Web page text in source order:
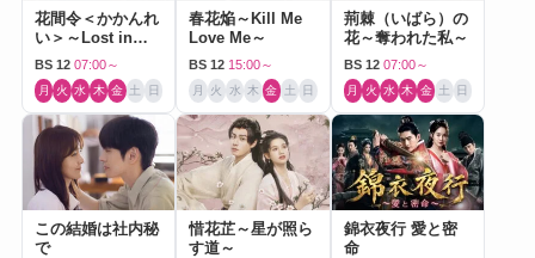
花間令＜かかんれ
い＞～Lost in
Love～
BS 12 07:00～
月 火 水 木 金 土 日
春花焔～Kill Me
Love Me～
BS 12 15:00～
月 火 水 木 金 土 日
荊棘（いばら）の
花～奪われた私～
BS 12 07:00～
月 火 水 木 金 土 日
この結婚は社内秘
で
惜花芷～星が照ら
す道～
錦衣夜行 愛と密
命